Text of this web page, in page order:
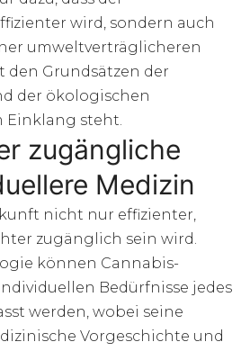
wird, sondern auch
umweltverträglicheren
den Grundsätzen der
der ökologischen
Einklang steht.
zugängliche
Medizin
nicht nur effizienter,
zugänglich sein wird.
können Cannabis-
Bedürfnisse jedes
werden, wobei seine
Vorgeschichte und